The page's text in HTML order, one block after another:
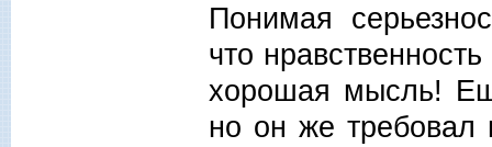
Понимая
что
хорошая мысль!
но он же требовал